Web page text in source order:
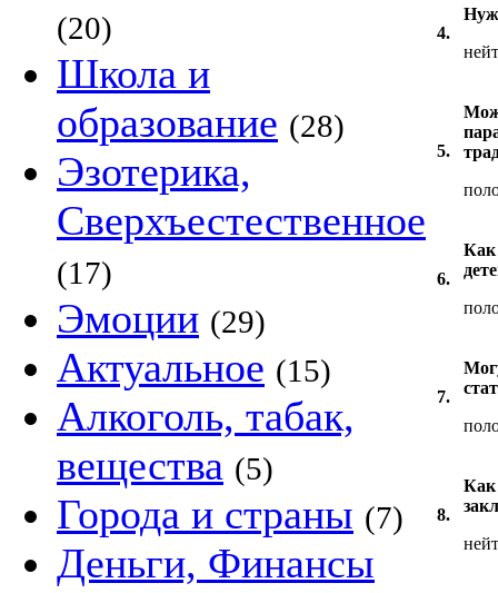
(20)
Школа и
образование (28)
Эзотерика,
Сверхъестественное
(17)
Эмоции (29)
Актуальное (15)
Алкоголь, табак,
вещества (5)
Города и страны (7)
Деньги, Финансы
4.
5.
6.
Как
7.
8.
Как